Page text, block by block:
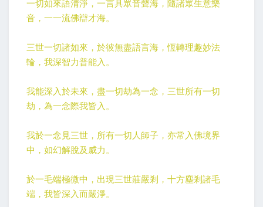
一切如來語清淨，一言具眾音聲海，隨諸眾生意樂
音，一一流佛辯才海。
三世一切諸如來，於彼無盡語言海，恆轉理趣妙法
輪，我深智力普能入。
我能深入於未來，盡一切劫為一念，三世所有一切
劫，為一念際我皆入。
我於一念見三世，所有一切人師子，亦常入佛境界
中，如幻解脫及威力。
於一毛端極微中，出現三世莊嚴剎，十方塵剎諸毛
端，我皆深入而嚴淨。